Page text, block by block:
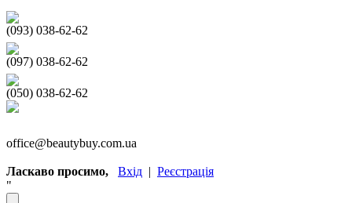
(093) 038-62-62
(097) 038-62-62
(050) 038-62-62
office@beautybuy.com.ua
Ласкаво просимо, Вхід | Реєстрація
"